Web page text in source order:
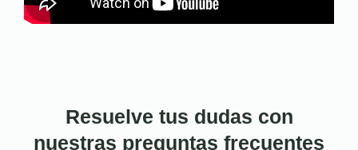
Resuelve tus dudas con
nuestras preguntas frecuentes